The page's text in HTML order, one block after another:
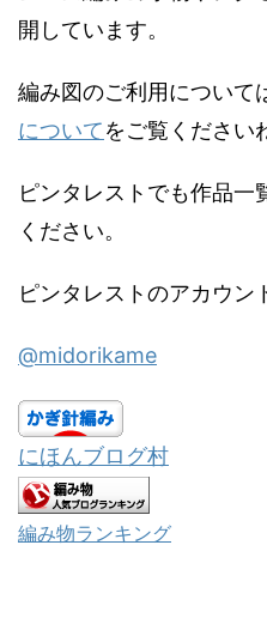
開しています。
編み図のご利用について
についてをご覧ください
ピンタレストでも作品一
ください。
ピンタレストのアカウン
@midorikame
にほんブログ村
編み物ランキング